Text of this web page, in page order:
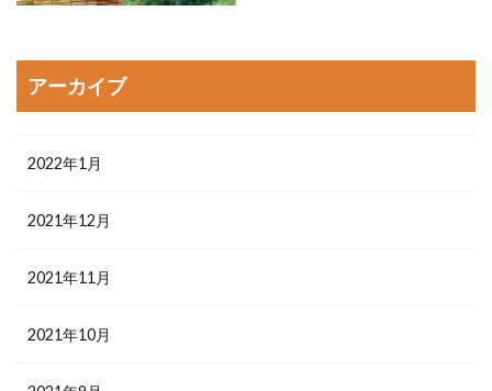
アーカイブ
2022年1月
2021年12月
2021年11月
2021年10月